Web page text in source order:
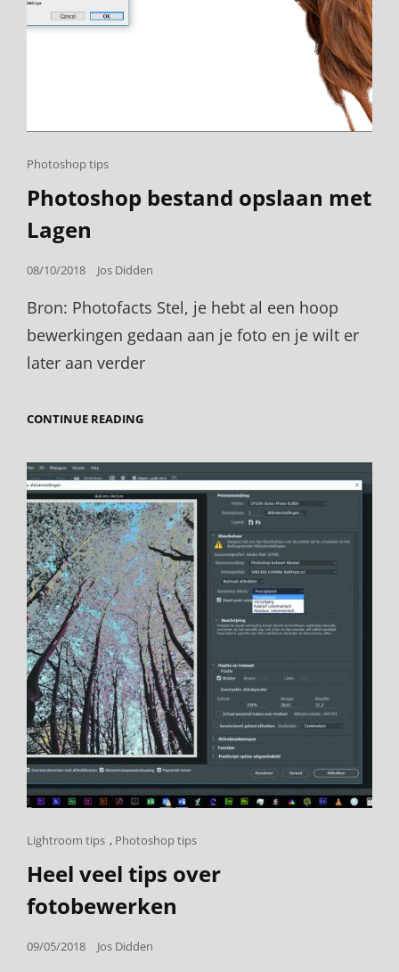
Cat
Links
Photoshop tips
Photoshop bestand opslaan met
Lagen
Posted
08/10/2018 Jos Didden
Bron: Photofacts Stel, je hebt al een hoop
bewerkingen gedaan aan je foto en je wilt er
later aan verder
CONTINUE READINGPHOTOSHOP
MET
LAGEN
Cat
Lightroom tips , Photoshop tips
Heel veel tips over
fotobewerken
Posted
09/05/2018 Jos Didden